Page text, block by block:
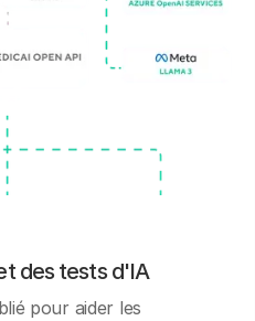
des tests d'IA
pour aider les